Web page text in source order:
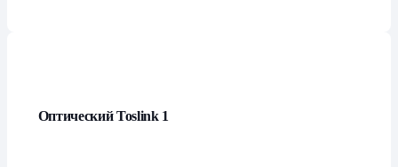
Оптический Toslink 1